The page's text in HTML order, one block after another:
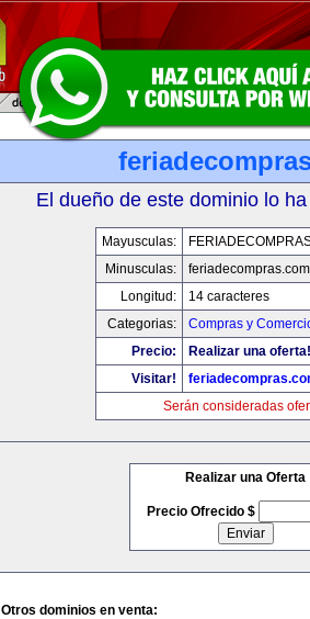
El dueño de este dominio lo
Mayusculas:
Minusculas:
feriadecompras.com
Longitud:
14 caracteres
Categorias:
Compras y
Precio:
Realizar una oferta!
Visitar!
Serán consideradas
Realizar una Oferta
Precio Ofrecido $
Otros dominios en venta: